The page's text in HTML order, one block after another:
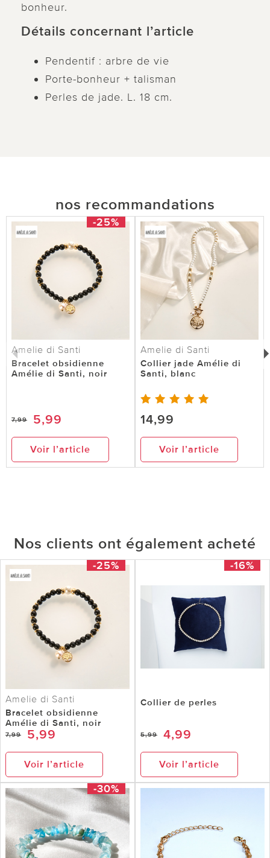
bonheur.
Détails concernant l’article
Pendentif : arbre de vie
Porte-bonheur + talisman
Perles de jade. L. 18 cm.
nos recommandations
-25%
Amelie di Santi
Bracelet obsidienne
Amélie di Santi, noir
7,99 5,99
Voir l’article
Amelie di Santi
Collier jade Amélie di
Santi, blanc
14,99
Voir l’article
Nos clients ont également acheté
-25%
Amelie di Santi
Bracelet obsidienne
Amélie di Santi, noir
7,99 5,99
Voir l’article
-16%
Collier de perles
5,99 4,99
Voir l’article
-30%